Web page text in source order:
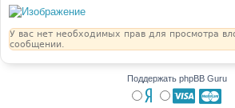
У вас нет необходимых прав для просмотра
сообщении.
Поддержать phpBB Guru